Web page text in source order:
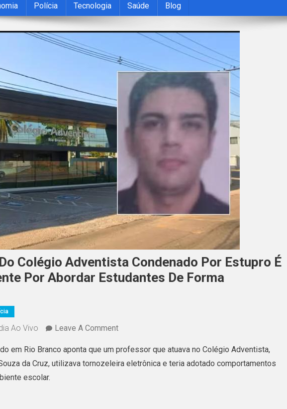
Polícia Tecnologia Saúde Blog
Colégio Adventista Condenado Por Estupro É
Por Abordar Estudantes De Forma
Ao Vivo Leave A CommentOn
Acre,
Professor
em Rio Branco aponta que um professor que atuava no Colégio Adventista,
da Cruz, utilizava tornozeleira eletrônica e teria adotado comportamentos
escolar.